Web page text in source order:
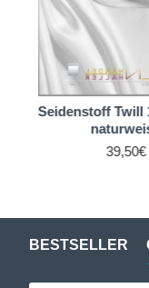
Seidenstoff Twill
39,50€
BESTSELLER